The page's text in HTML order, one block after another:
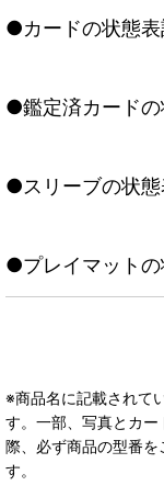
●カードの状態
●鑑定済カード
●スリーブの状
●プレイマット
※商品名に記載されて
す。一部、写真とカ
際、必ず商品の型番を
す。